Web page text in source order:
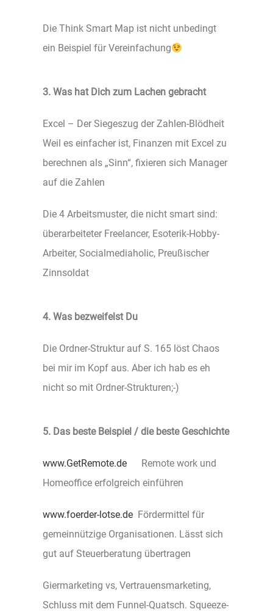
Die Think Smart Map ist nicht unbedingt
ein Beispiel für Vereinfachung
3. Was hat Dich zum Lachen gebracht
Excel – Der Siegeszug der Zahlen-Blödheit
Weil es einfacher ist, Finanzen mit Excel zu
berechnen als „Sinn“, fixieren sich Manager
auf die Zahlen
Die 4 Arbeitsmuster, die nicht smart sind:
überarbeiteter Freelancer, Esoterik-Hobby-
Arbeiter, Socialmediaholic, Preußischer
Zinnsoldat
4. Was bezweifelst Du
Die Ordner-Struktur auf S. 165 löst Chaos
bei mir im Kopf aus. Aber ich hab es eh
nicht so mit Ordner-Strukturen;-)
5. Das beste Beispiel / die beste Geschichte
www.GetRemote.de Remote work und
Homeoffice erfolgreich einführen
www.foerder-lotse.de Fördermittel für
gemeinnützige Organisationen. Lässt sich
gut auf Steuerberatung übertragen
Giermarketing vs, Vertrauensmarketing,
Schluss mit dem Funnel-Quatsch. Squeeze-